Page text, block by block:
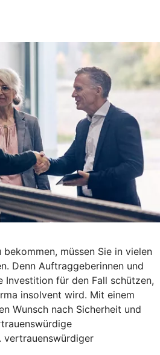
müssen Sie in vielen
Denn Auftraggeberinnen und
Investition für den Fall schützen,
insolvent wird. Mit einem
Wunsch nach Sicherheit und
vertrauenswürdiger